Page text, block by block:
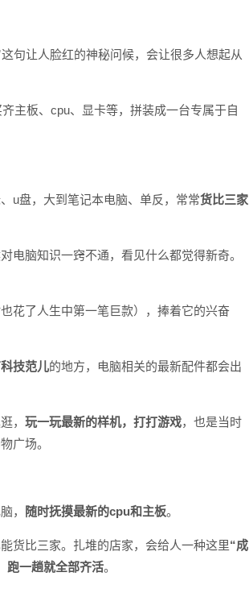
这句让人脸红的神秘问候，会让很多人想起从
主板、cpu、显卡等，拼装成一台专属于自
u盘，大到笔记本电脑、单反，常常货比三家
电脑知识一窍不通，看见什么都觉得新奇。
花了人生中第一笔巨款），捧着它的兴奋
技范儿的地方，电脑相关的最新配件都会出
， 玩一玩最新的样机，打打游戏，也是当时
广场。
， 随时抚摸最新的cpu和主板。
货比三家。扎堆的店家，会给人一种这里“成
跑一趟就全部齐活。